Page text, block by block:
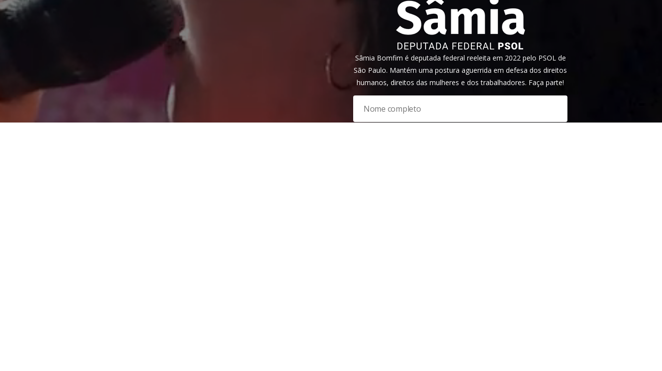
Sâmia Bomfim é deputada federal reeleita em 2022 pelo PSOL de
São Paulo. Mantém uma postura aguerrida em defesa dos direitos
humanos, direitos das mulheres e dos trabalhadores. Faça parte!